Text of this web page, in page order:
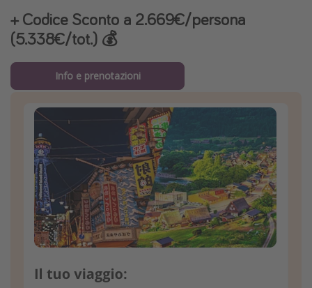
+ Codice Sconto a 2.669€/persona
(5.338€/tot.) 💰
Info e prenotazioni